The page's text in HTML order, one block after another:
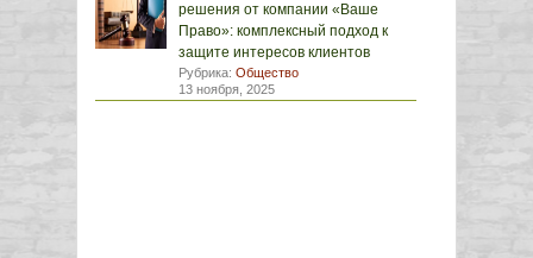
решения от компании «Ваше
Право»: комплексный подход к
защите интересов клиентов
Рубрика: Общество
13 ноября, 2025